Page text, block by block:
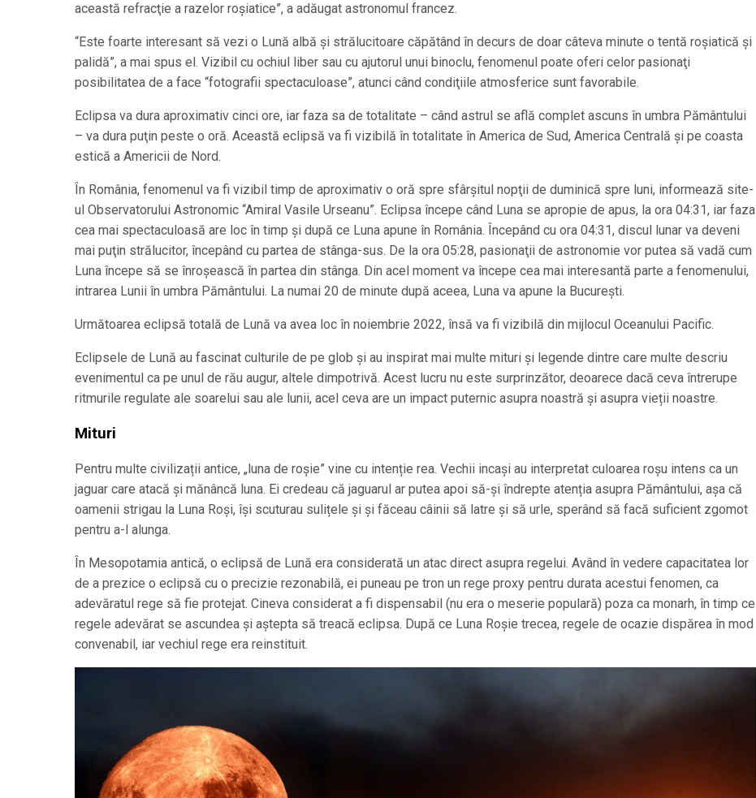
această refracţie a razelor roşiatice”, a adăugat astronomul francez.
“Este foarte interesant să vezi o Lună albă şi strălucitoare căpătând în decurs de doar câteva minute o tentă roşiatică şi
palidă”, a mai spus el. Vizibil cu ochiul liber sau cu ajutorul unui binoclu, fenomenul poate oferi celor pasionaţi
posibilitatea de a face “fotografii spectaculoase”, atunci când condiţiile atmosferice sunt favorabile.
Eclipsa va dura aproximativ cinci ore, iar faza sa de totalitate – când astrul se află complet ascuns în umbra Pământului
– va dura puţin peste o oră. Această eclipsă va fi vizibilă în totalitate în America de Sud, America Centrală şi pe coasta
estică a Americii de Nord.
În România, fenomenul va fi vizibil timp de aproximativ o oră spre sfârşitul nopţii de duminică spre luni, informează site-
ul Observatorului Astronomic “Amiral Vasile Urseanu”. Eclipsa începe când Luna se apropie de apus, la ora 04:31, iar faza
cea mai spectaculoasă are loc în timp şi după ce Luna apune în România. Începând cu ora 04:31, discul lunar va deveni
mai puţin strălucitor, începând cu partea de stânga-sus. De la ora 05:28, pasionaţii de astronomie vor putea să vadă cum
Luna începe să se înroşească în partea din stânga. Din acel moment va începe cea mai interesantă parte a fenomenului,
intrarea Lunii în umbra Pământului. La numai 20 de minute după aceea, Luna va apune la Bucureşti.
Următoarea eclipsă totală de Lună va avea loc în noiembrie 2022, însă va fi vizibilă din mijlocul Oceanului Pacific.
Eclipsele de Lună au fascinat culturile de pe glob și au inspirat mai multe mituri și legende dintre care multe descriu
evenimentul ca pe unul de rău augur, altele dimpotrivă. Acest lucru nu este surprinzător, deoarece dacă ceva întrerupe
ritmurile regulate ale soarelui sau ale lunii, acel ceva are un impact puternic asupra noastră și asupra vieții noastre.
Mituri
Pentru multe civilizații antice, „luna de roșie” vine cu intenție rea. Vechii incași au interpretat culoarea roșu intens ca un
jaguar care atacă și mănâncă luna. Ei credeau că jaguarul ar putea apoi să-și îndrepte atenția asupra Pământului, așa că
oamenii strigau la Luna Roși, își scuturau sulițele și și făceau câinii să latre și să urle, sperând să facă suficient zgomot
pentru a-l alunga.
În Mesopotamia antică, o eclipsă de Lună era considerată un atac direct asupra regelui. Având în vedere capacitatea lor
de a prezice o eclipsă cu o precizie rezonabilă, ei puneau pe tron un rege proxy pentru durata acestui fenomen, ca
adevăratul rege să fie protejat. Cineva considerat a fi dispensabil (nu era o meserie populară) poza ca monarh, în timp ce
regele adevărat se ascundea și aștepta să treacă eclipsa. După ce Luna Roșie trecea, regele de ocazie dispărea în mod
convenabil, iar vechiul rege era reinstituit.